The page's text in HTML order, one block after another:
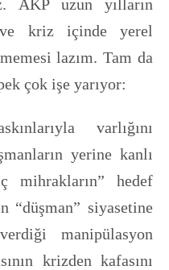
AKP uzun yılların
ve kriz içinde yerel
lazım. Tam da
çok işe yarıyor:
varlığını
yerine kanlı
mihrakların” hedef
“düşman” siyasetine
manipülasyon
krizden kafasını